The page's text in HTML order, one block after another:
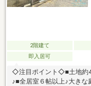
2階建て
即入居可
◇注目ポイント◇■土地約
♪■全居室６帖以上♪大きな